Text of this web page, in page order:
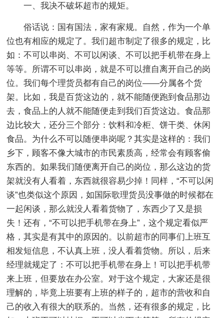
一、我决不破坏超市的规矩。
俗话说：国有国法，家有家规。自然，作为一个单
位也有相应的规定了。我们超市制定了很多的规定，比
如：不可以串岗、不可以闲谈、不可以把手机带在身上
等等。所谓不可以串岗，就是不可以擅自离开自己的岗
位。我们每个理货员都有自己的岗位——分属各个货
架。比如，我是百货这边的，就不能随便跑到食品那边
去，食品上的人就不能随便走到我们百货这边。食品那
边比较大，还分三个部分：饮料和冷柜、饼干类、休闲
食品。为什么不可以随便串岗呢？其实是这样的：我们
乡下，顾客不像大城市的市民素质高，经常会有顾客偷
东西的。如果我们随便离开自己的岗位，那么这边的货
架就没有人看着，东西就很容易少掉！同样，“不可以闲
谈”也类似这个原因，如国际歌理货员没事做的时候都在
一起闲谈，那么就没人看着货物了，东西少了又是损
失！还有，“不可以把手机带在身上”，这个规定看似严
格，其实是有其中的原因的。以前超市的同事们上班互
相发短信息，不认真上班，没人看着货物。所以，后来
经理就规定了：不可以把手机带在身上！可以把手机带
来上班，但要放在办公室。对于这个规定，大家还是很
理解的，毕竟上班要有上班的样子的，超市的营收和自
己的收入有很大的联系的。当然，还有很多的规定，比